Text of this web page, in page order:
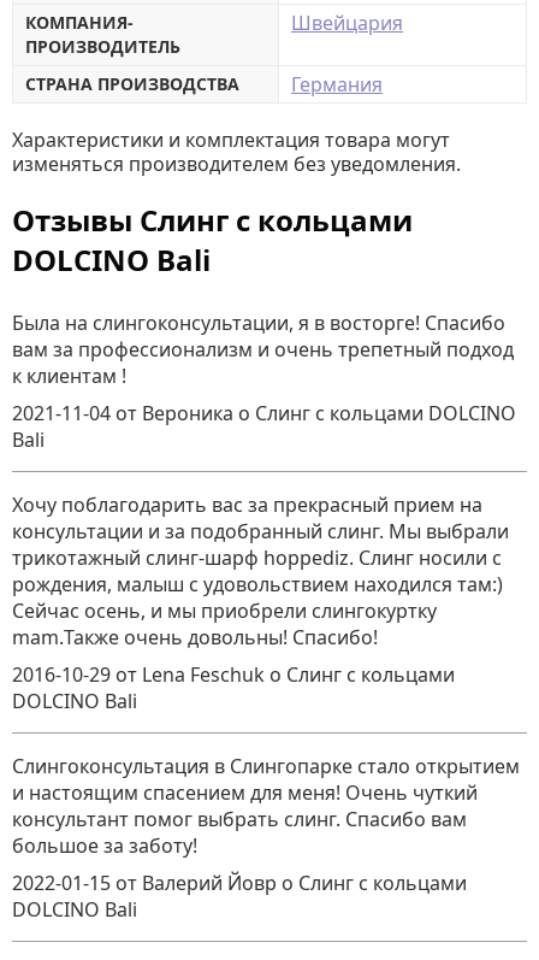
КОМПАНИЯ-
ПРОИЗВОДИТЕЛЬ
Швейцария
СТРАНА ПРОИЗВОДСТВА Германия
Характеристики и комплектация товара могут
изменяться производителем без уведомления.
Отзывы Слинг с кольцами
DOLCINO Bali
Была на слингоконсультации, я в восторге! Спасибо
вам за профессионализм и очень трепетный подход
к клиентам !
2021-11-04 от Вероника о Слинг с кольцами DOLCINO
Bali
Хочу поблагодарить вас за прекрасный прием на
консультации и за подобранный слинг. Мы выбрали
трикотажный слинг-шарф hoppediz. Слинг носили с
рождения, малыш с удовольствием находился там:)
Сейчас осень, и мы приобрели слингокуртку
mam.Также очень довольны! Спасибо!
2016-10-29 от Lena Feschuk о Слинг с кольцами
DOLCINO Bali
Слингоконсультация в Слингопарке стало открытием
и настоящим спасением для меня! Очень чуткий
консультант помог выбрать слинг. Спасибо вам
большое за заботу!
2022-01-15 от Валерий Йовр о Слинг с кольцами
DOLCINO Bali